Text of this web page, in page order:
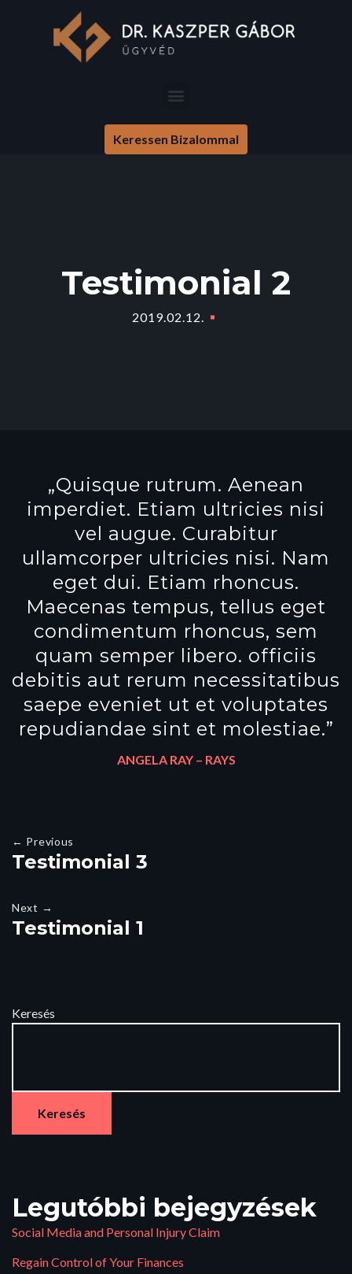
Keressen Bizalommal
Testimonial 2
2019.02.12.
„Quisque rutrum. Aenean
imperdiet. Etiam ultricies nisi
vel augue. Curabitur
ullamcorper ultricies nisi. Nam
eget dui. Etiam rhoncus.
Maecenas tempus, tellus eget
condimentum rhoncus, sem
quam semper libero. officiis
debitis aut rerum necessitatibus
saepe eveniet ut et voluptates
repudiandae sint et molestiae.”
ANGELA RAY – RAYS
← Previous
Testimonial 3
Next →
Testimonial 1
Keresés
Keresés
Legutóbbi bejegyzések
Social Media and Personal Injury Claim
Regain Control of Your Finances